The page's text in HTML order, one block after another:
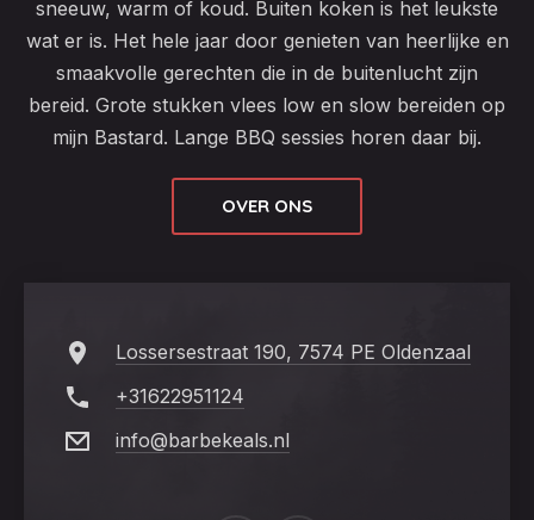
sneeuw, warm of koud. Buiten koken is het leukste
wat er is. Het hele jaar door genieten van heerlijke en
smaakvolle gerechten die in de buitenlucht zijn
bereid. Grote stukken vlees low en slow bereiden op
mijn Bastard. Lange BBQ sessies horen daar bij.
OVER ONS
Lossersestraat 190, 7574 PE Oldenzaal
+31622951124
info@barbekeals.nl